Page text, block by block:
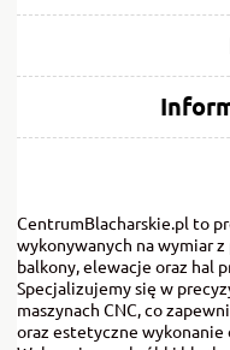
CentrumBlacharskie.pl to
wykonywanych na wymiar
balkony, elewacje oraz hal
Specjalizujemy się w
maszynach CNC, co
oraz estetyczne wykonanie